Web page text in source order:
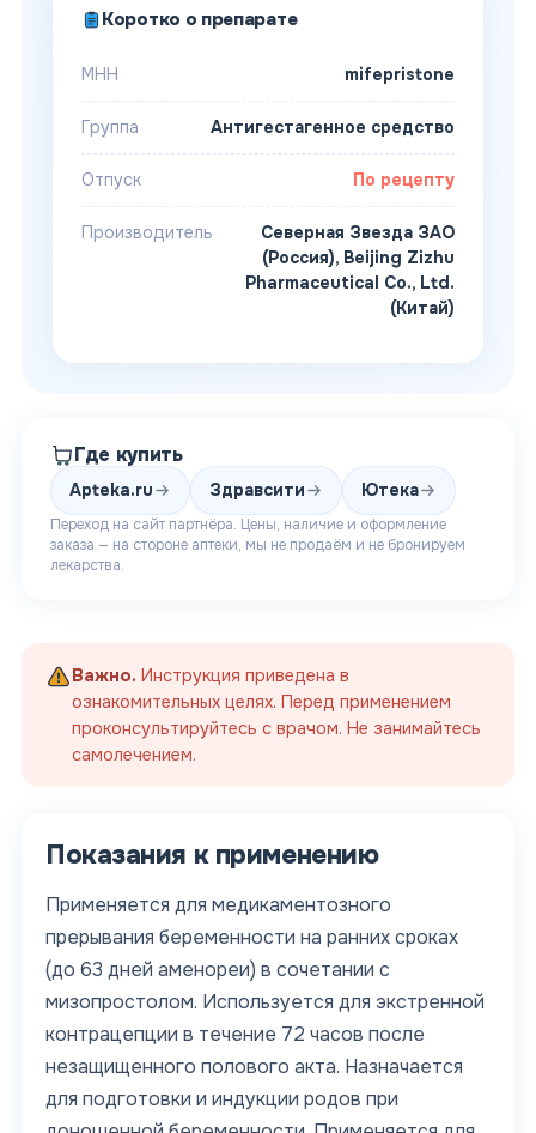
Коротко о препарате
МНН mifepristone
Группа Антигестагенное средство
Отпуск По рецепту
Производитель
Северная Звезда ЗАО
(Россия), Beijing Zizhu
Pharmaceutical Co., Ltd.
(Китай)
Где купить
Apteka.ru Здравсити Ютека
Переход на сайт партнёра. Цены, наличие и оформление
заказа — на стороне аптеки, мы не продаём и не бронируем
лекарства.
Важно. Инструкция приведена в
ознакомительных целях. Перед применением
проконсультируйтесь с врачом. Не занимайтесь
самолечением.
Показания к применению
Применяется для медикаментозного
прерывания беременности на ранних сроках
(до 63 дней аменореи) в сочетании с
мизопростолом. Используется для экстренной
контрацепции в течение 72 часов после
незащищенного полового акта. Назначается
для подготовки и индукции родов при